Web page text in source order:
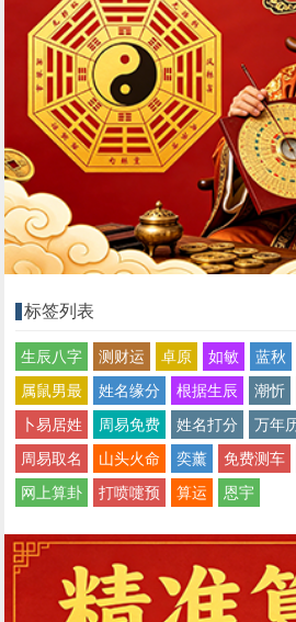
标签列表
生辰八字 测财运 卓原 如敏 蓝秋
属鼠男最
姓名缘分 根据生辰 潮忻
卜易居姓
周易免费 姓名打分 万年
周易取名
山头火命 奕薰 免费测车
网上算卦
打喷嚏预 算运 恩宇